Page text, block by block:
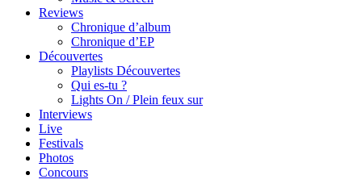
Reviews
Chronique d’album
Chronique d’EP
Découvertes
Playlists Découvertes
Qui es-tu ?
Lights On / Plein feux sur
Interviews
Live
Festivals
Photos
Concours